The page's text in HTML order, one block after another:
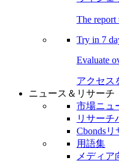
The report
Try in 7
Evaluate
アクセス
ニュース＆リサーチ
市場ニュ
リサーチ
Cbondsリ
用語集
メディア